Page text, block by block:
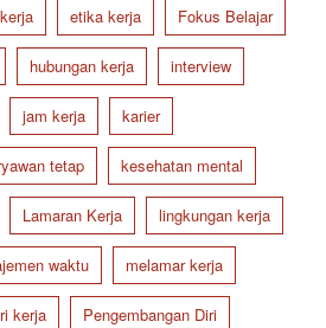
etika kerja Fokus Belajar
hubungan kerja interview
jam kerja karier
tetap kesehatan mental
Lamaran Kerja lingkungan kerja
waktu melamar kerja
kerja Pengembangan Diri